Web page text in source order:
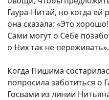
Гаура-Нитай, но когда ей
она сказала: «Это
Сами могут о Себе
о Них так не переживать».
Когда Пишима
попросила заботиться о
Госвами из линии